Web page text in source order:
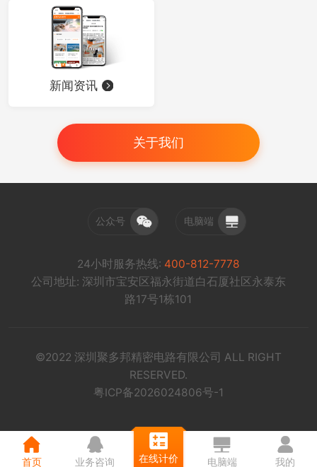
新闻资讯
关于我们
公众号 电脑端
24小时服务热线: 400-812-7778
公司地址: 深圳市宝安区福永街道白石厦社区永泰东
路17号1栋101
©2022 深圳聚多邦精密电路有限公司 ALL RIGHT
RESERVED.
粤ICP备2026024806号-1
首页 业务咨询 在线计价 电脑端 我的